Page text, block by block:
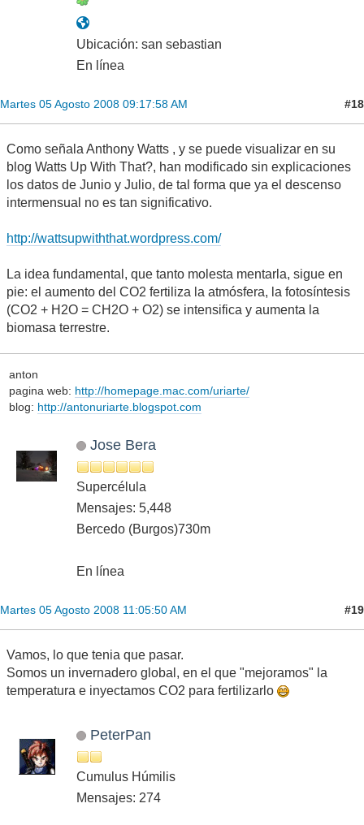
Ubicación: san sebastian
En línea
Martes 05 Agosto 2008 09:17:58 AM #18
Como señala Anthony Watts , y se puede visualizar en su
blog Watts Up With That?, han modificado sin explicaciones
los datos de Junio y Julio, de tal forma que ya el descenso
intermensual no es tan significativo.
http://wattsupwiththat.wordpress.com/
La idea fundamental, que tanto molesta mentarla, sigue en
pie: el aumento del CO2 fertiliza la atmósfera, la fotosíntesis
(CO2 + H2O = CH2O + O2) se intensifica y aumenta la
biomasa terrestre.
anton
pagina web: http://homepage.mac.com/uriarte/
blog: http://antonuriarte.blogspot.com
Jose Bera
Supercélula
Mensajes: 5,448
Bercedo (Burgos)730m
En línea
Martes 05 Agosto 2008 11:05:50 AM #19
Vamos, lo que tenia que pasar.
Somos un invernadero global, en el que "mejoramos" la
temperatura e inyectamos CO2 para fertilizarlo
PeterPan
Cumulus Húmilis
Mensajes: 274